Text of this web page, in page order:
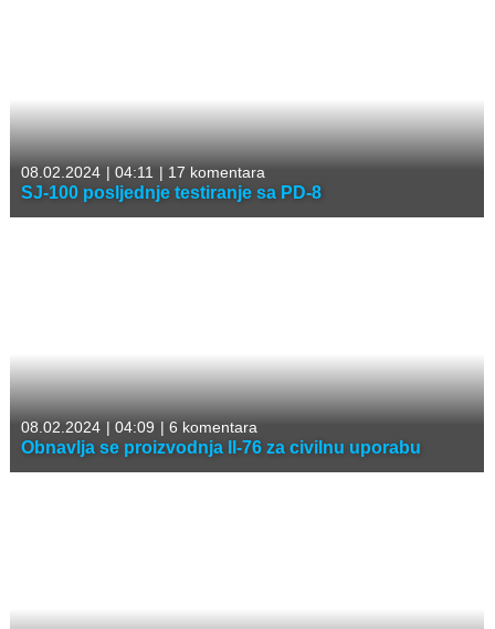
08.02.2024 | 04:11 | 17 komentara
SJ-100 posljednje testiranje sa PD-8
08.02.2024 | 04:09 | 6 komentara
Obnavlja se proizvodnja Il-76 za civilnu uporabu